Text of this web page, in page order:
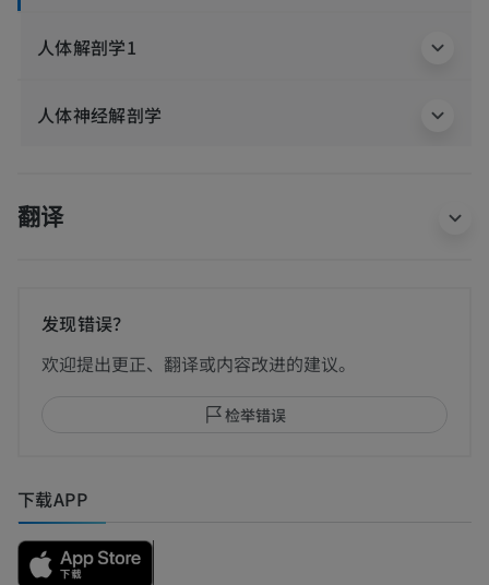
人体解剖学1
人体神经解剖学
翻译
发现错误？
欢迎提出更正、翻译或内容改进的建议。
检举错误
下载APP